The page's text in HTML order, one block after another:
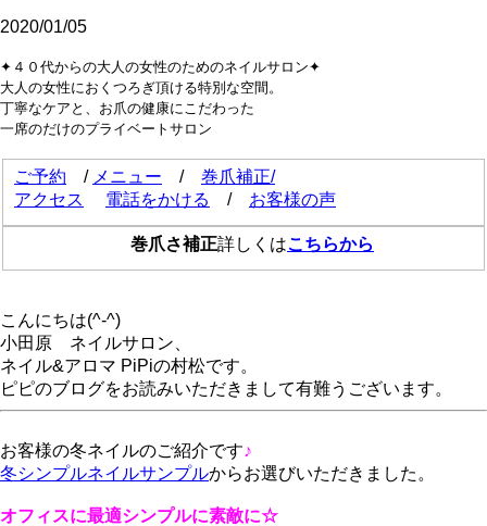
2020/01/05
✦４０代からの大人の女性のためのネイルサロン✦
大人の女性におくつろぎ頂ける特別な空間。
丁寧なケアと、お爪の健康にこだわった
一席のだけのプライベートサロン
ご予約 / メニュー / 巻爪補正/
アクセス
電話をかける / お客様の声
巻爪さ補正詳しくはこちらから
こんにちは(^-^)
小田原 ネイルサロン、
ネイル&アロマ PiPiの村松です。
ピピのブログをお読みいただきまして有難うございます。
お客様の冬ネイルのご紹介です♪
冬シンプルネイルサンプルからお選びいただきました。
オフィスに最適シンプルに素敵に☆